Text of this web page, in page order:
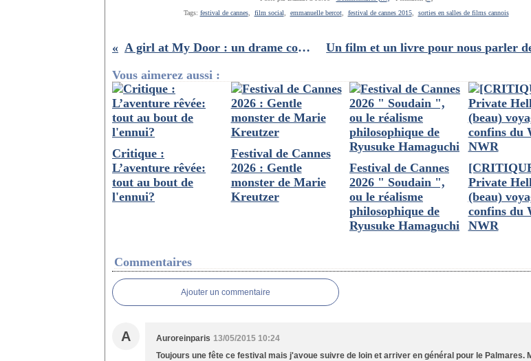
Tags: festival de cannes, film social emmanuelle bercot, festival de cannes 2015, sorties en salles de films cannois
A girl at My Door : un drame coréen engagé et touchant
Vous aimerez aussi :
Critique :
L’aventure rêvée:
tout au bout de
l'ennui?
Festival de Cannes
2026 : Gentle
monster de Marie
Kreutzer
Festival de Cannes
2026 " Soudain ",
ou le réalisme
philosophique de
Ryusuke Hamaguchi
Private
(beau)
confins du
NWR
Commentaires
Ajouter un commentaire
A Auroreinparis 13/05/2015 10:24
Toujours une fête ce festival mais j'avoue suivre de loin et arriver en général pour le Palmares.